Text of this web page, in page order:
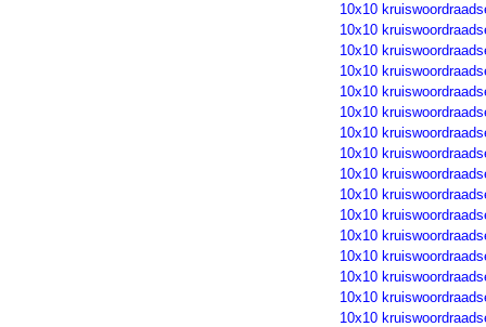
10x10
10x10
10x10
10x10
10x10
10x10
10x10
10x10
10x10
10x10
10x10
10x10
10x10
10x10
10x10
10x10